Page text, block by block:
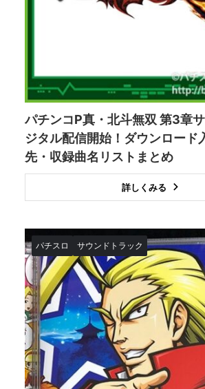
パチンコP真・北斗無双 第3章
ジタル配信開始！ダウンロード
先・収録曲名リストまとめ
詳しくみる
パチスロ サウンドトラック